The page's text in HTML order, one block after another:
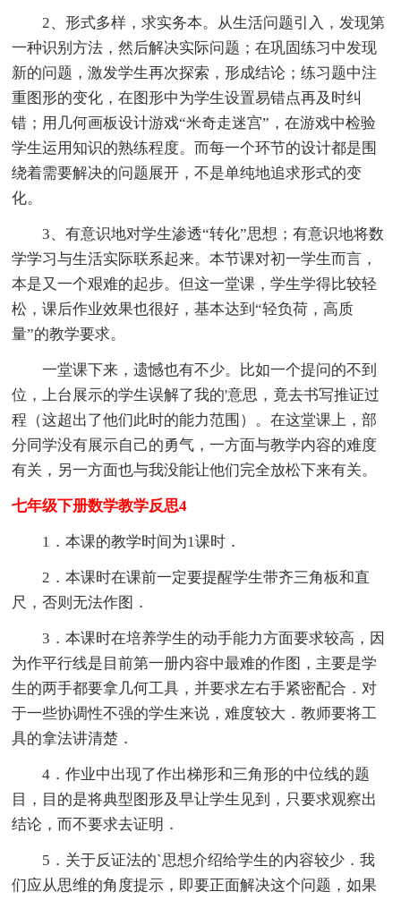
2、形式多样，求实务本。从生活问题引入，发现第
一种识别方法，然后解决实际问题；在巩固练习中发现
新的问题，激发学生再次探索，形成结论；练习题中注
重图形的变化，在图形中为学生设置易错点再及时纠
错；用几何画板设计游戏“米奇走迷宫”，在游戏中检验
学生运用知识的熟练程度。而每一个环节的设计都是围
绕着需要解决的问题展开，不是单纯地追求形式的变
化。
3、有意识地对学生渗透“转化”思想；有意识地将数
学学习与生活实际联系起来。本节课对初一学生而言，
本是又一个艰难的起步。但这一堂课，学生学得比较轻
松，课后作业效果也很好，基本达到“轻负荷，高质
量”的教学要求。
一堂课下来，遗憾也有不少。比如一个提问的不到
位，上台展示的学生误解了我的'意思，竟去书写推证过
程（这超出了他们此时的能力范围）。在这堂课上，部
分同学没有展示自己的勇气，一方面与教学内容的难度
有关，另一方面也与我没能让他们完全放松下来有关。
七年级下册数学教学反思4
1．本课的教学时间为1课时．
2．本课时在课前一定要提醒学生带齐三角板和直
尺，否则无法作图．
3．本课时在培养学生的动手能力方面要求较高，因
为作平行线是目前第一册内容中最难的作图，主要是学
生的两手都要拿几何工具，并要求左右手紧密配合．对
于一些协调性不强的学生来说，难度较大．教师要将工
具的拿法讲清楚．
4．作业中出现了作出梯形和三角形的中位线的题
目，目的是将典型图形及早让学生见到，只要求观察出
结论，而不要求去证明．
5．关于反证法的`思想介绍给学生的内容较少．我
们应从思维的角度提示，即要正面解决这个问题，如果